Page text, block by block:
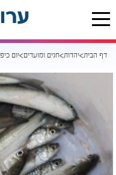
דף הבית יהדות חגים ומועדים יום